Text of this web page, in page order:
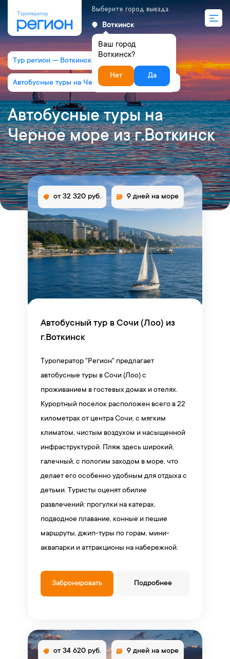
Выберите город выезда
Воткинск
Ваш город
Воткинск?
Нет Да
Тур регион — Воткинск
Автобусные туры на Черное море из г.Воткинск
Автобусные туры на
Черное море из г.Воткинск
от 32 320 руб. 9 дней на море
Автобусный тур в Сочи (Лоо) из
г.Воткинск
Туроператор "Регион" предлагает
автобусные туры в Сочи (Лоо) с
проживанием в гостевых домах и отелях.
Курортный поселок расположен всего в 22
километрах от центра Сочи, с мягким
климатом, чистым воздухом и насыщенной
инфраструктурой. Пляж здесь широкий,
галечный, с пологим заходом в море, что
делает его особенно удобным для отдыха с
детьми. Туристы оценят обилие
развлечений: прогулки на катерах,
подводное плавание, конные и пешие
маршруты, джип-туры по горам, мини-
аквапарки и аттракционы на набережной.
Забронировать Подробнее
от 34 620 руб. 9 дней на море